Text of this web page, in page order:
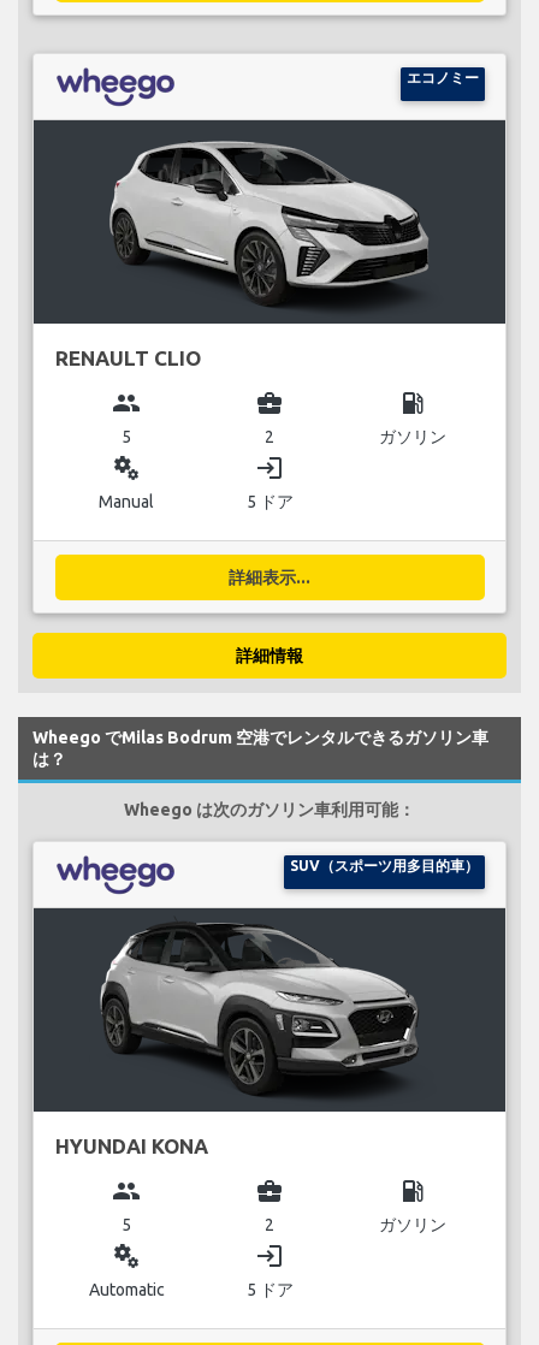
エコノミー
RENAULT CLIO
group
5
business_center
2
local_gas_station
ガソリン
miscellaneous_services
Manual
login
5 ドア
詳細表示...
詳細情報
Wheego でMilas Bodrum 空港でレンタルできるガソリン車
は？
Wheego は次のガソリン車利用可能：
SUV（スポーツ用多目的車）
HYUNDAI KONA
group
5
business_center
2
local_gas_station
ガソリン
miscellaneous_services
Automatic
login
5 ドア